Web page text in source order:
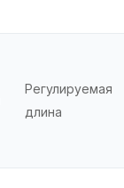
Регулируемая
длина